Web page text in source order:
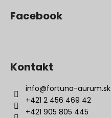
Facebook
Kontakt
info@fortuna-aurum.sk
+421 2 456 469 42
+421 905 805 445